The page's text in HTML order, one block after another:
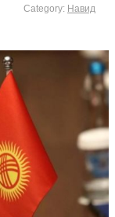
Category: Навид